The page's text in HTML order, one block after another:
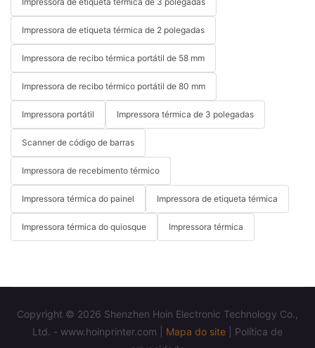
Impressora de etiqueta térmica de 2 polegadas
Impressora de recibo térmica portátil de 58 mm
Impressora de recibo térmico portátil de 80 mm
Impressora portátil Impressora térmica de 3 polegadas
Scanner de código de barras
Impressora de recebimento térmico
Impressora térmica do painel Impressora de etiqueta térmica
Impressora térmica do quiosque Impressora térmica
Copyright © 2026 Shenzhen Hoin Electronic Technology Co.,
Ltd. - www.hoinprinter.com |
Mapa do site
Política de